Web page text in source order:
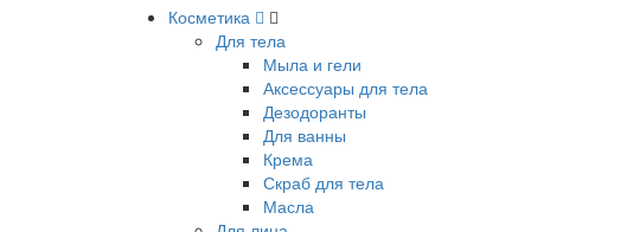
Косметика
Для тела
Мыла и гели
Аксессуары для тела
Дезодоранты
Для ванны
Крема
Скраб для тела
Масла